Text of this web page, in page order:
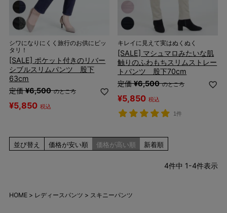
シワになりにくく旅行のお供にピッ
タリ！
[SALE] ポケット付きのリバー
シブルスリムパンツ 股下
63cm
定価 ¥6,500 のところ
¥5,850 税込
キレイに見えて実はぬくぬく
[SALE] マシュマロみたいな肌
触りのふわもちスリムストレー
トパンツ 股下70cm
定価 ¥6,500 のところ
¥5,850 税込
1件
並び替え 価格が安い順 価格が高い順 新着順
4件中 1-4件表示
HOME レディースパンツ スキニーパンツ